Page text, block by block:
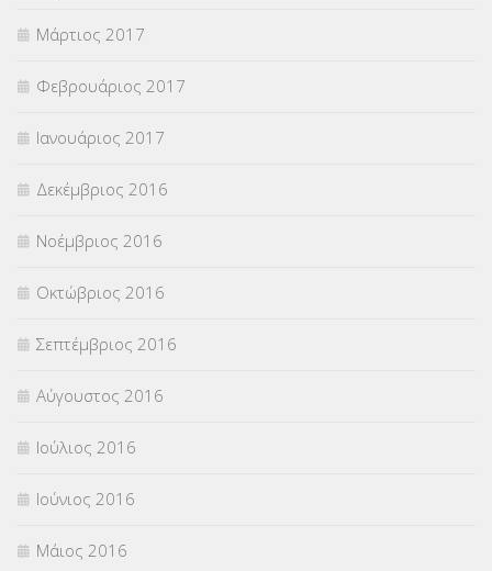
Μάρτιος 2017
Φεβρουάριος 2017
Ιανουάριος 2017
Δεκέμβριος 2016
Νοέμβριος 2016
Οκτώβριος 2016
Σεπτέμβριος 2016
Αύγουστος 2016
Ιούλιος 2016
Ιούνιος 2016
Μάιος 2016